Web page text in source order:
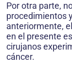
Por otra parte,
procedimientos
anteriormente,
en el presente
cirujanos
cáncer.